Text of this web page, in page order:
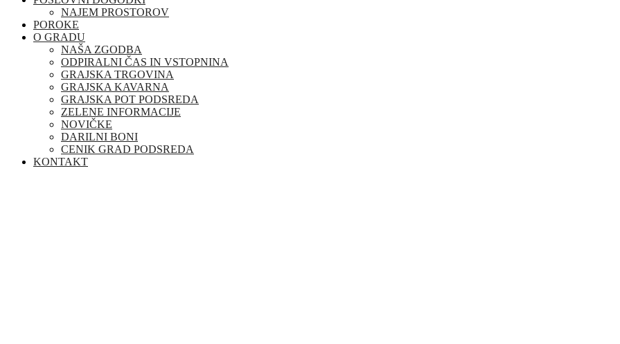
NAJEM PROSTOROV
POROKE
O GRADU
NAŠA ZGODBA
ODPIRALNI ČAS IN VSTOPNINA
GRAJSKA TRGOVINA
GRAJSKA KAVARNA
GRAJSKA POT PODSREDA
ZELENE INFORMACIJE
NOVIČKE
DARILNI BONI
CENIK GRAD PODSREDA
KONTAKT